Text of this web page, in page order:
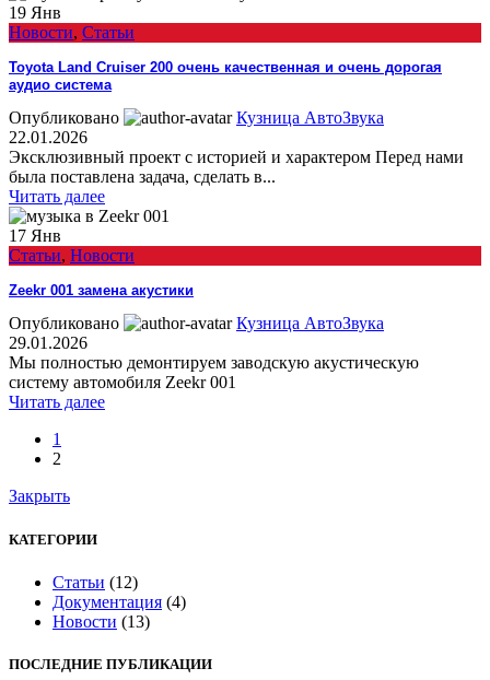
19 Янв
Новости, Статьи
Toyota Land Cruiser 200 очень качественная и очень дорогая
аудио система
Опубликовано
Кузница АвтоЗвука
22.01.2026
Эксклюзивный проект с историей и характером Перед нами
была поставлена задача, сделать в...
Читать далее
17 Янв
Статьи, Новости
Zeekr 001 замена акустики
Опубликовано
Кузница АвтоЗвука
29.01.2026
Мы полностью демонтируем заводскую акустическую
систему автомобиля Zeekr 001
Читать далее
1
2
Закрыть
КАТЕГОРИИ
Статьи (12)
Документация (4)
Новости (13)
ПОСЛЕДНИЕ ПУБЛИКАЦИИ